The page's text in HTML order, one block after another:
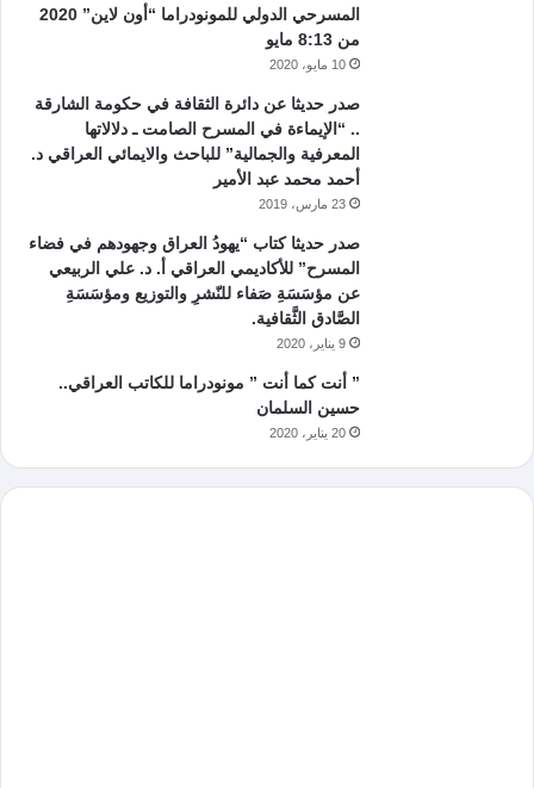
المسرحي الدولي للمونودراما “أون لاين” 2020
من 8:13 مايو
10 مايو، 2020
صدر حديثا عن دائرة الثقافة في حكومة الشارقة
.. “الإيماءة في المسرح الصامت ـ دلالاتها
المعرفية والجمالية” للباحث والايمائي العراقي د.
أحمد محمد عبد الأمير
23 مارس، 2019
صدر حديثا كتاب “يهودُ العراق وجهودهم في فضاء
المسرح” للأكاديمي العراقي أ. د. علي الربيعي
عن مؤسَسَةِ صَفاء للنّشرِ والتوزيع ومؤسَسَةِ
الصَّادق الثَّقافية.
9 يناير، 2020
” أنت كما أنت ” مونودراما للكاتب العراقي..
حسين السلمان
20 يناير، 2020